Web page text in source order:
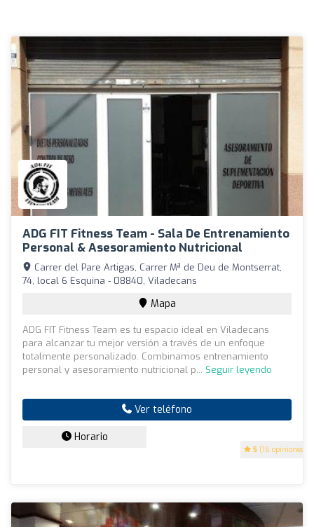
ADG FIT Fitness Team - Sala De Entrenamiento
Personal & Asesoramiento Nutricional
5 (16 opiniones)
Carrer del Pare Artigas, Carrer Mª de Deu de Montserrat,
74, local 6 Esquina - 08840, Viladecans
Mapa
ADG FIT Fitness Team es tu espacio ideal en Viladecans
para alcanzar tu mejor versión a través de un enfoque
totalmente personalizado. Combinamos entrenamiento
personal y asesoramiento nutricional p... Seguir leyendo
Ver teléfono
Horario